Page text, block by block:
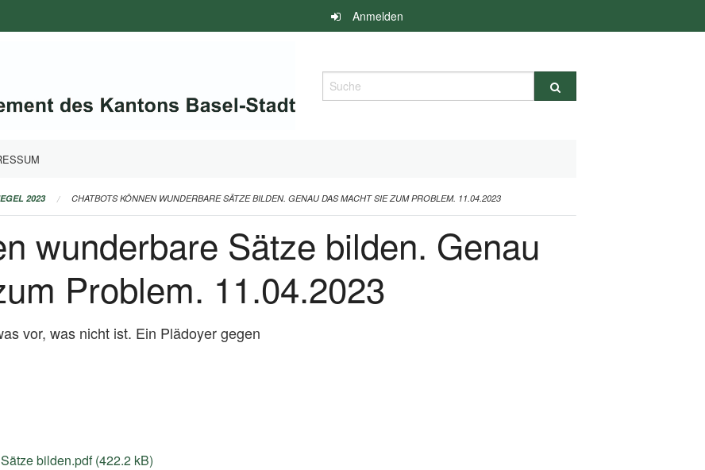
Anmelden
Suche
2023 CHATBOTS KÖNNEN WUNDERBARE SÄTZE BILDEN. GENAU DAS MACHT SIE ZUM PROBLEM. 11.04.2023
wunderbare Sätze bilden. Genau
Problem. 11.04.2023
vor, was nicht ist. Ein Plädoyer gegen
bilden.pdf (422.2 kB)